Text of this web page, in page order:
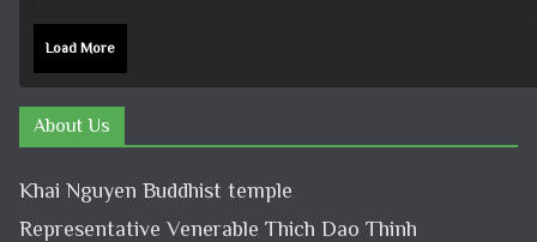
Load More
About Us
Khai Nguyen Buddhist temple
Representative Venerable Thich Dao Thinh